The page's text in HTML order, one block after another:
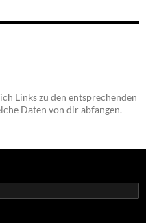
Links zu den entsprechenden
Daten von dir abfangen.